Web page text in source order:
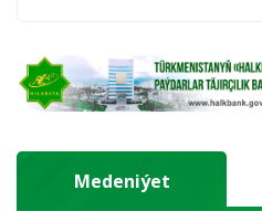
Medeniýet